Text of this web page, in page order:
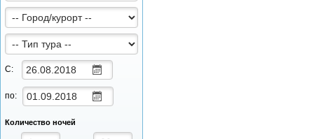
С:
по:
Количество ночей